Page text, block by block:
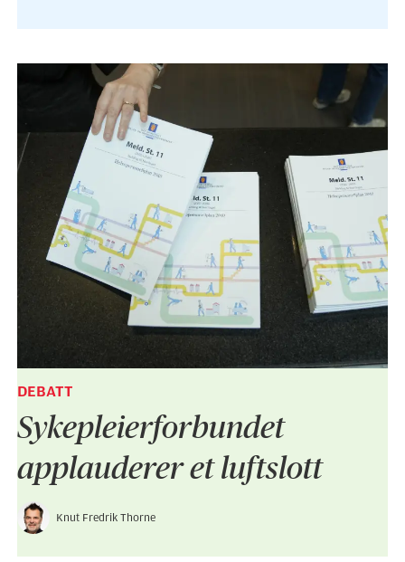
DEBATT
Sykepleier­forbundet
applauderer et luftslott
Knut Fredrik Thorne